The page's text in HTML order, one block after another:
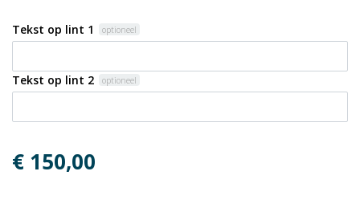
Tekst op lint 1 optioneel
Tekst op lint 2 optioneel
€ 150,00